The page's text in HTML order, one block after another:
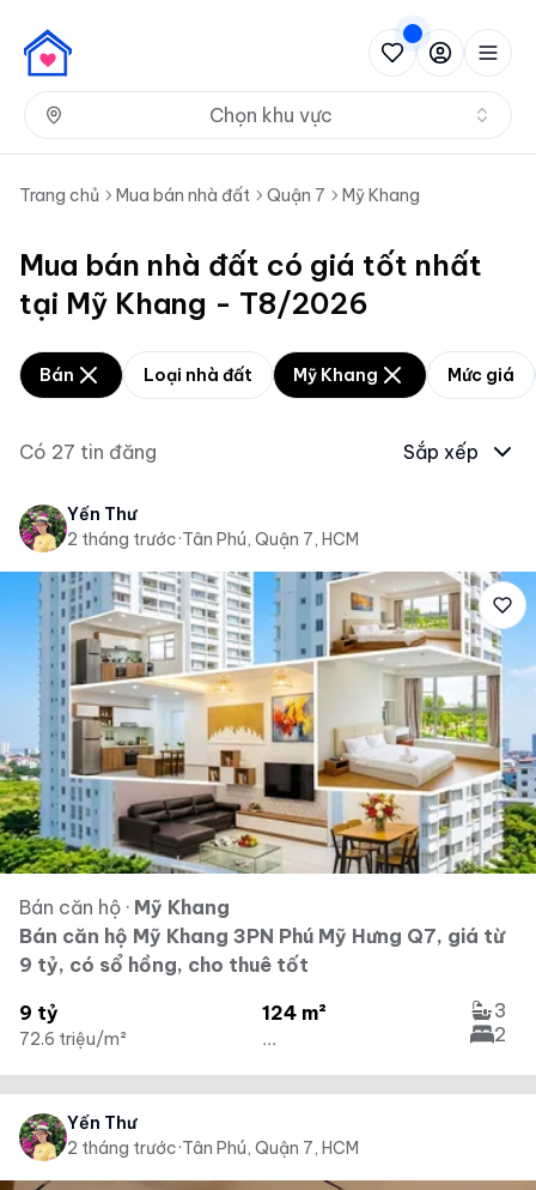
Chọn khu vực
Trang chủ Mua bán nhà đất Quận 7 Mỹ Khang
Mua bán nhà đất có giá tốt nhất
tại Mỹ Khang - T8/2026
Bán Loại nhà đất Mỹ Khang Mức giá
Có 27 tin đăng Sắp xếp
Yến Thư
2 tháng trước·Tân Phú, Quận 7, HCM
Bán căn hộ · Mỹ Khang
Bán căn hộ Mỹ Khang 3PN Phú Mỹ Hưng Q7, giá từ
9 tỷ, có sổ hồng, cho thuê tốt
9 tỷ
72.6 triệu/m²
124 m²
...
3
2
Yến Thư
2 tháng trước·Tân Phú, Quận 7, HCM